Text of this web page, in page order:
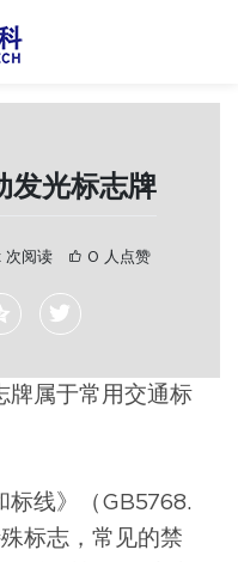
发光标志牌
次阅读 0 人点赞
牌属于常用交通标
标线》（GB5768.
标志，常见的禁